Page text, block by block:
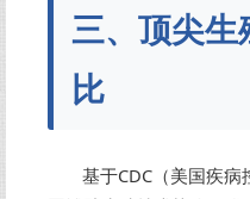
三、顶尖
比
基于CDC（美国疾病